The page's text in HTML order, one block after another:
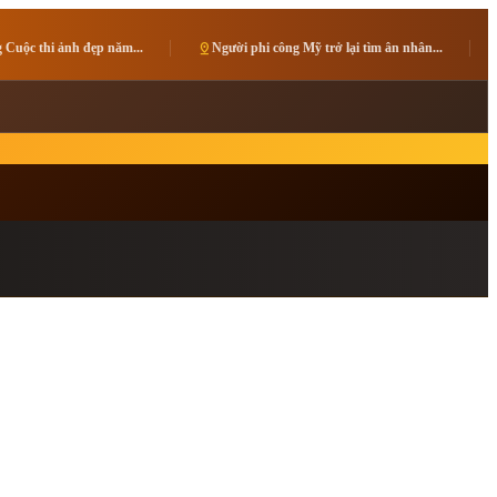
pin_dropNgười phi công Mỹ trở lại tìm ân nhân... pin_dropTạp chí Vietnam Travel bổ